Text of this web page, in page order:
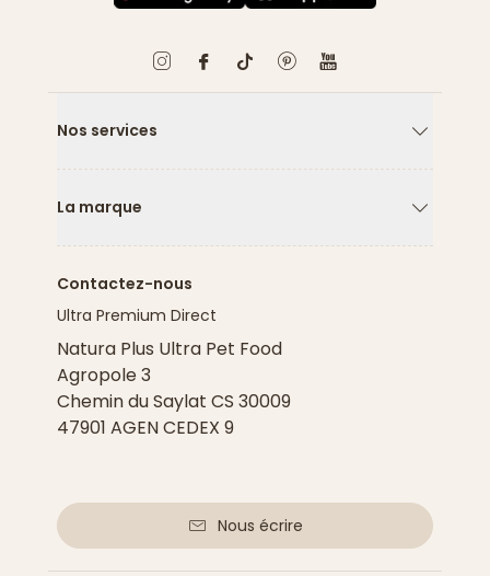
Nos services
La marque
Contactez-nous
Ultra Premium Direct
Natura Plus Ultra Pet Food
Agropole 3
Chemin du Saylat CS 30009
47901 AGEN CEDEX 9
Nous écrire